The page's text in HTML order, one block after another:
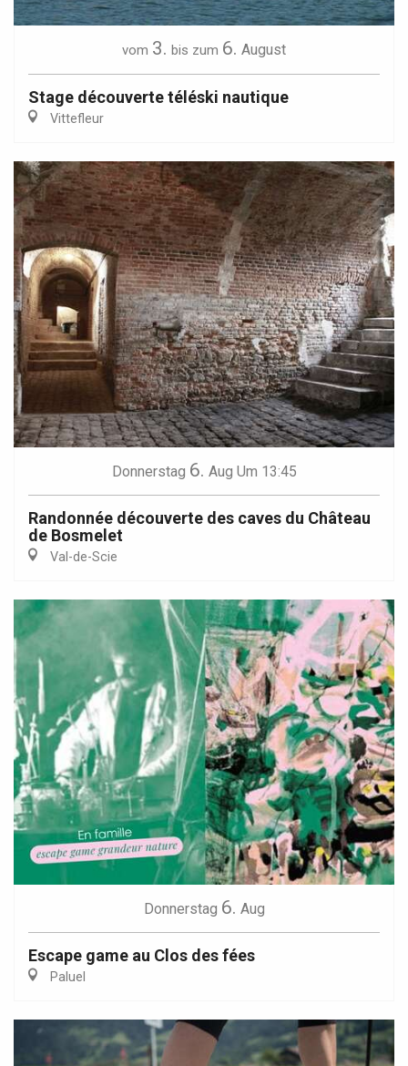
vom 3. bis zum 6. August
Stage découverte téléski nautique
Vittefleur
Donnerstag 6. Aug Um 13:45
Randonnée découverte des caves du Château
de Bosmelet
Val-de-Scie
Donnerstag 6. Aug
Escape game au Clos des fées
Paluel